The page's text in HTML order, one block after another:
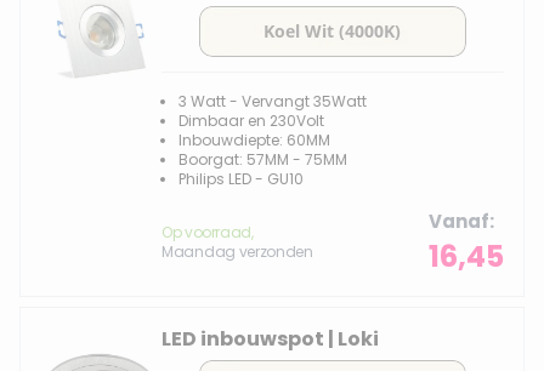
3 Watt - Vervangt 35Watt
Dimbaar en 230Volt
Inbouwdiepte: 60MM
Boorgat: 57MM - 75MM
Philips LED - GU10
Op voorraad,
Maandag verzonden
Vanaf
16,45
LED inbouwspot | Loki